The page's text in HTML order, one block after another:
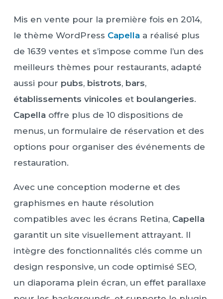
Mis en vente pour la première fois en 2014,
le thème WordPress Capellaa réalisé plus
de 1639 ventes et s’impose comme l’un des
meilleurs thèmes pour restaurants, adapté
aussi pour pubs, bistrots, bars,
établissements vinicoles et boulangeries.
Capellaoffre plus de 10 dispositions de
menus, un formulaire de réservation et des
options pour organiser des événements de
restauration.
Avec une conception moderne et des
graphismes en haute résolution
compatibles avec les écrans Retina, Capella
garantit un site visuellement attrayant. Il
intègre des fonctionnalités clés comme un
design responsive, un code optimisé SEO,
un diaporama plein écran, un effet parallaxe